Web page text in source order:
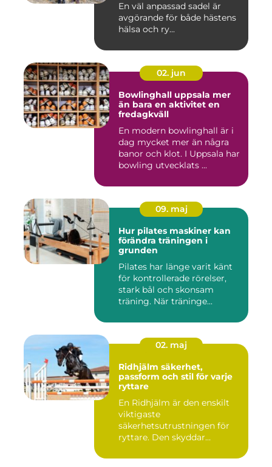
En väl anpassad sadel är
avgörande för både hästens
hälsa och ry...
02. jun
Bowlinghall uppsala mer
än bara en aktivitet en
fredagkväll
En modern bowlinghall är i
dag mycket mer än några
banor och klot. I Uppsala har
bowling utvecklats ...
09. maj
Hur pilates maskiner kan
förändra träningen i
grunden
Pilates har länge varit känt
för kontrollerade rörelser,
stark bål och skonsam
träning. När träninge...
02. maj
Ridhjälm säkerhet,
passform och stil för varje
ryttare
En Ridhjälm är den enskilt
viktigaste
säkerhetsutrustningen för
ryttare. Den skyddar